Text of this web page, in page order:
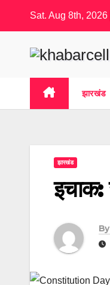
Sat. Aug 8th, 2026
झारखंड
झारखंड
इचाक:
By